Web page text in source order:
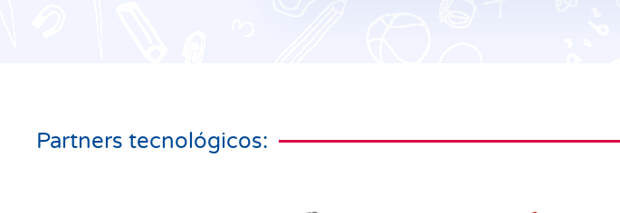
Partners tecnológicos: